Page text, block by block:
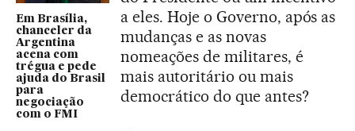
Em Brasília,
chanceler da
Argentina
acena com
trégua e pede
ajuda do Brasil
para
negociação
com o FMI
a eles. Hoje o Governo, após as
mudanças e as novas
nomeações de militares, é
mais autoritário ou mais
democrático do que antes?